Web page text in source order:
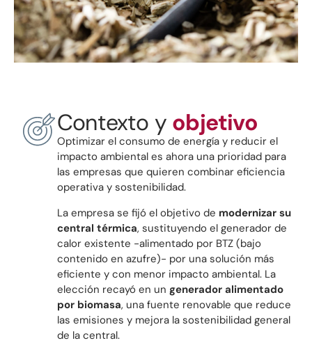
Contexto y objetivo
Optimizar el consumo de energía y reducir el
impacto ambiental es ahora una prioridad para
las empresas que quieren combinar eficiencia
operativa y sostenibilidad.
La empresa se fijó el objetivo de modernizar su
central térmica, sustituyendo el generador de
calor existente -alimentado por BTZ (bajo
contenido en azufre)- por una solución más
eficiente y con menor impacto ambiental. La
elección recayó en un generador alimentado
por biomasa, una fuente renovable que reduce
las emisiones y mejora la sostenibilidad general
de la central.